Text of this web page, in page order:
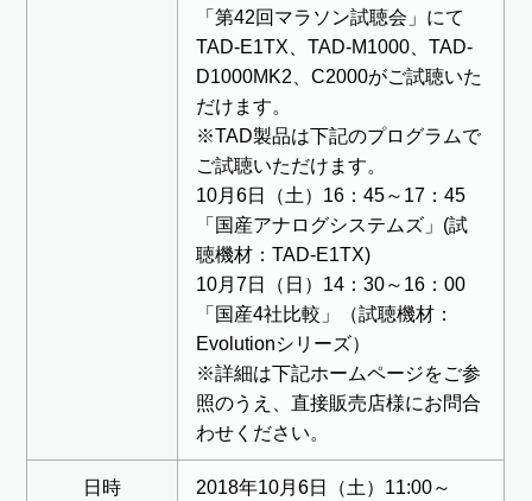
「第42回マラソン試聴会」にて
TAD-E1TX、TAD-M1000、TAD-
D1000MK2、C2000がご試聴いた
だけます。
※TAD製品は下記のプログラムで
ご試聴いただけます。
10月6日（土）16：45～17：45
「国産アナログシステムズ」(試
聴機材：TAD-E1TX)
10月7日（日）14：30～16：00
「国産4社比較」（試聴機材：
Evolutionシリーズ）
※詳細は下記ホームページをご参
照のうえ、直接販売店様にお問合
わせください。
日時
2018年10月6日（土）11:00～